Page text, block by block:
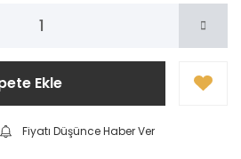
Ekle
Fiyatı Düşünce Haber Ver